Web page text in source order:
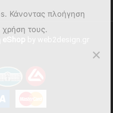
Κάνοντας πλοήγηση
τους.